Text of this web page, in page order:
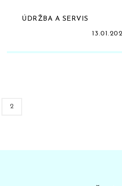
ÚDRŽBA A SERVIS
2